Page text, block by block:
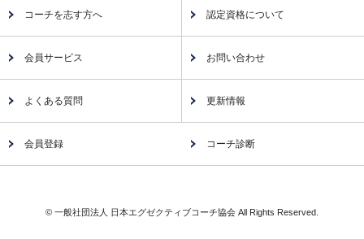
コーチを志す方へ 認定資格について
会員サービス お問い合わせ
よくある質問 更新情報
会員登録 コーチ診断
© 一般社団法人 日本エグゼクティブコーチ協会 All Rights Reserved.